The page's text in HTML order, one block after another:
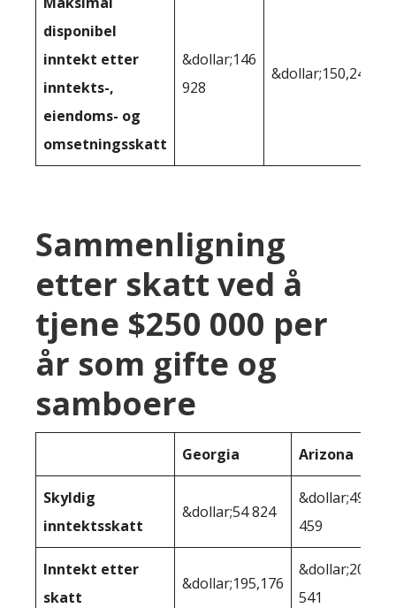
disponibel
inntekt etter
inntekts-,
eiendoms- og
omsetningsskatt
&dollar;146
928
&dollar;150,248
Sammenligning
etter skatt ved å
tjene $250 000 per
år som gifte og
samboere
Georgia Arizona
Skyldig
inntektsskatt
&dollar;54 824
&dollar;49
459
Inntekt etter
skatt
&dollar;195,176
&dollar;200
541